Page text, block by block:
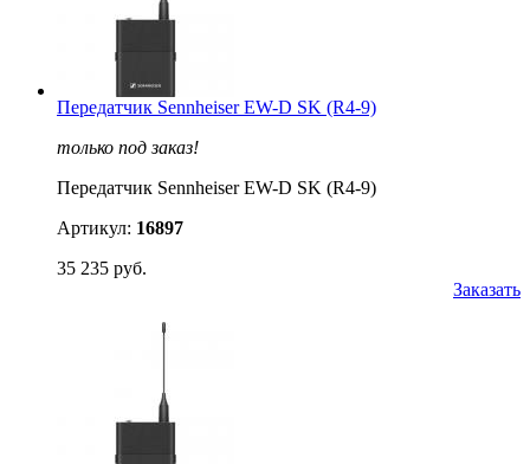
Передатчик Sennheiser EW-D SK (R4-9)
только под заказ!
Передатчик Sennheiser EW-D SK (R4-9)
Артикул: 16897
35 235 руб.
Заказать